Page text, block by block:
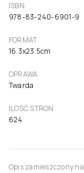
ISBN
978-83-240-6901-9
FORMAT
16.3x23.5cm
OPRAWA
Twarda
ILOŚĆ STRON
624
Opis zamieszczony